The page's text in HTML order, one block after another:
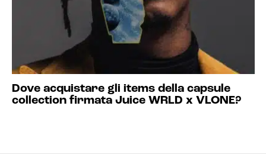
Dove acquistare gli items della capsule
collection firmata Juice WRLD x VLONE?